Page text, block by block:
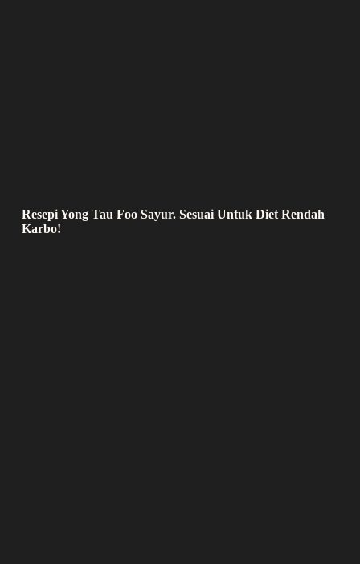
Resepi Yong Tau Foo Sayur. Sesuai Untuk Diet Rendah
Karbo!